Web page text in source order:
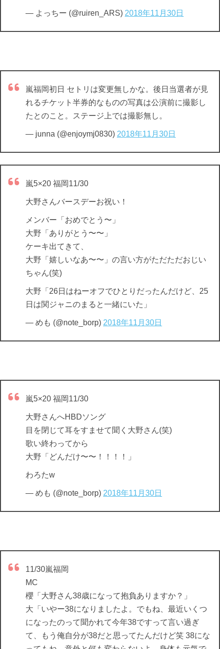
— よっちー (@ruiren_ARS) 2018年11月30日
嵐福岡初日 セトリは変更無しかな。後日当選者が見
れるチケット半券的なものの写真は公演前に撮影し
たとのこと。ステージ上では撮影無し。
— junna (@enjoymj0830) 2018年11月30日
嵐5×20 福岡11/30
大野さんバースデーお祝い！
メンバー「おめでとう〜」
大野「ありがとう〜〜」
ケーキ出てきて、
大野「嬉しいなあ〜〜」の言い方がただただおじい
ちゃん(笑)
大野「26日はねーオフでひとりだったんだけど、25
日は関ジャニのまると一緒にいた」
— めも (@note_borp) 2018年11月30日
嵐5×20 福岡11/30
大野さんへHBDソング
目を閉じて耳をすませて聞く大野さん(笑)
歌い終わってから
大野「どんだけ〜〜！！！！」
わろたw
— めも (@note_borp) 2018年11月30日
11/30嵐福岡
MC
櫻「大野さん38歳になって抱負ありますか？」
大「いやー38になりましたよ。でもね、最近いくつ
になったのって聞かれて今年38ですって言い過ぎ
て、もう俺自分が38だと思ってたんだけど笑 38にな